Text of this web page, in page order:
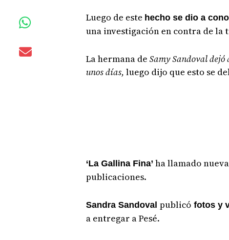
Luego de este hecho se dio a
una investigación en contra de la
La hermana de Samy Sandoval dejó
unos días, luego dijo que esto se
‘La Gallina Fina’ ha llamado
publicaciones.
Sandra Sandoval publicó fotos y
a entregar a Pesé.